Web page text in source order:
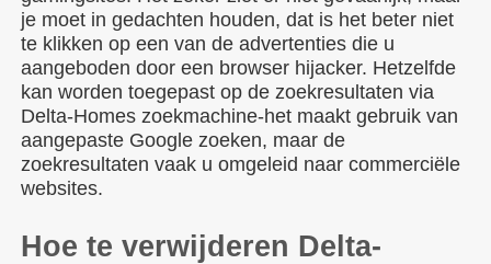
je moet in gedachten houden, dat is het beter niet
te klikken op een van de advertenties die u
aangeboden door een browser hijacker. Hetzelfde
kan worden toegepast op de zoekresultaten via
Delta-Homes zoekmachine-het maakt gebruik van
aangepaste Google zoeken, maar de
zoekresultaten vaak u omgeleid naar commerciële
websites.
Hoe te verwijderen Delta-